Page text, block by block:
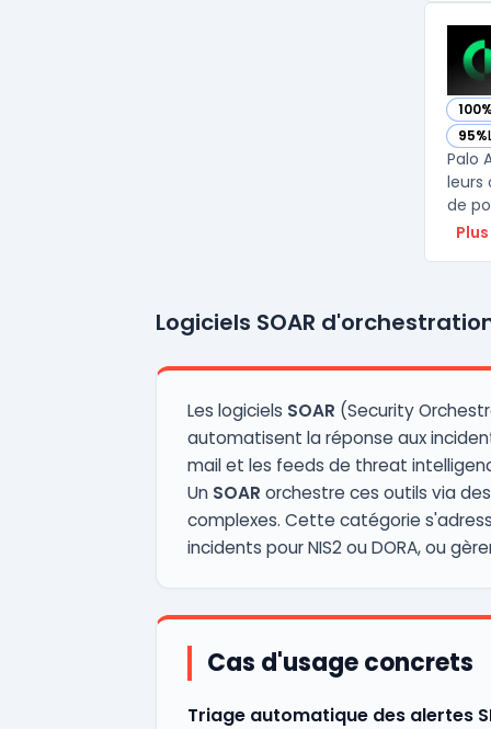
100%
—
95%
—
Palo
leurs
de
Logiciels SOAR
Les logiciels SOAR (Security
automatisent la réponse aux
mail et les feeds de threat
Un SOAR orchestre ces outils via
complexes. Cette catégorie
incidents pour NIS2 ou DORA, ou
Cas d'usage concrets
Triage automatique des alertes